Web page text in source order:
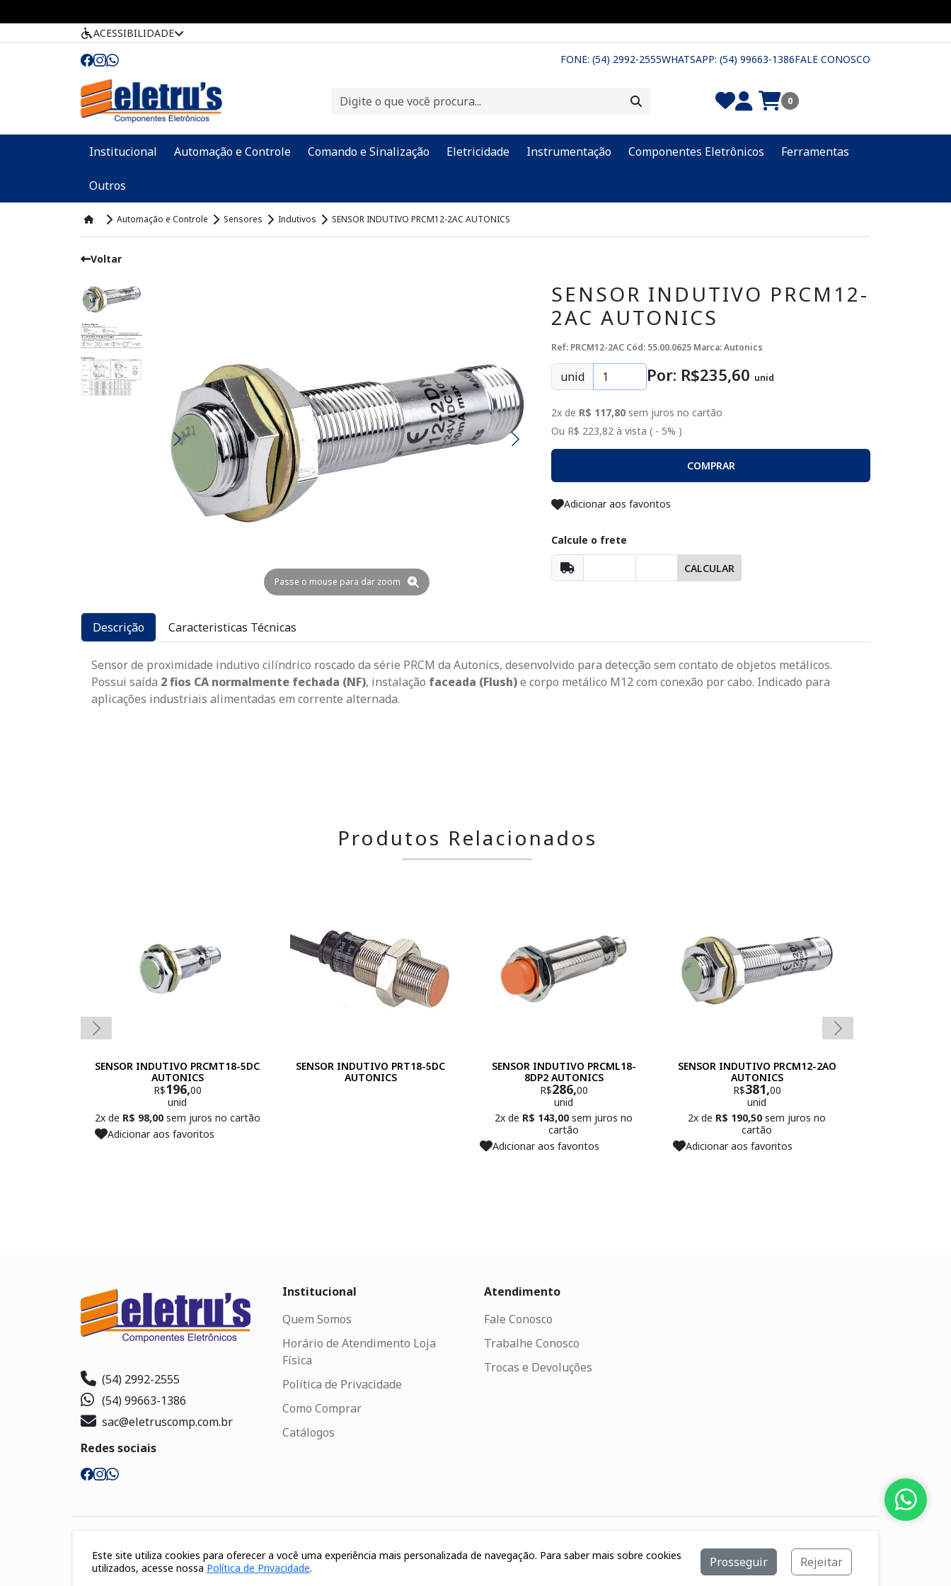
ACESSIBILIDADE
FONE: (54) 2992-2555WHATSAPP: (54) 99663-1386FALE CONOSCO
0
Institucional Automação e Controle Comando e Sinalização Eletricidade Instrumentação Componentes Eletrônicos Ferramentas
Outros
Automação e Controle Sensores Indutivos SENSOR INDUTIVO PRCM12-2AC AUTONICS
Voltar
Passe o mouse para dar zoom Passe o mouse para dar zoom
SENSOR INDUTIVO PRCM12-
2AC AUTONICS
Ref: PRCM12-2AC Cód: 55.00.0625 Marca: Autonics
unid Por: R$235,60 unid
2x de R$ 117,80 sem juros no cartão
Ou R$ 223,82 à vista ( - 5% )
COMPRAR
Adicionar aos favoritos
Calcule o frete
CALCULAR
Descrição Caracteristicas Técnicas
Sensor de proximidade indutivo cilíndrico roscado da série PRCM da Autonics, desenvolvido para detecção sem contato de objetos metálicos.
Possui saída 2 fios CA normalmente fechada (NF), instalação faceada (Flush)e corpo metálico M12 com conexão por cabo. Indicado para
aplicações industriais alimentadas em corrente alternada.
Produtos Relacionados
SENSOR INDUTIVO PRCMT18-5DC
AUTONICS
R$196,00
unid
2x de R$ 98,00sem juros no cartão
Adicionar aos favoritos
SENSOR INDUTIVO PRT18-5DC
AUTONICS
SENSOR INDUTIVO PRCML18-
8DP2 AUTONICS
R$286,00
unid
2x de R$ 143,00 sem juros no
cartão
Adicionar aos favoritos
SENSOR INDUTIVO PRCM12-2AO
AUTONICS
R$381,00
unid
2x de R$ 190,50 sem juros no
cartão
Adicionar aos favoritos
(54) 2992-2555
(54) 99663-1386
sac@eletruscomp.com.br
Redes sociais
Institucional
Quem Somos
Horário de Atendimento Loja
Física
Política de Privacidade
Como Comprar
Catálogos
Atendimento
Fale Conosco
Trabalhe Conosco
Trocas e Devoluções
Segurança
Este site utiliza cookies para oferecer a você uma experiência mais personalizada de navegação. Para saber mais sobre cookies
utilizados, acesse nossa Política de Privacidade. Prosseguir Rejeitar